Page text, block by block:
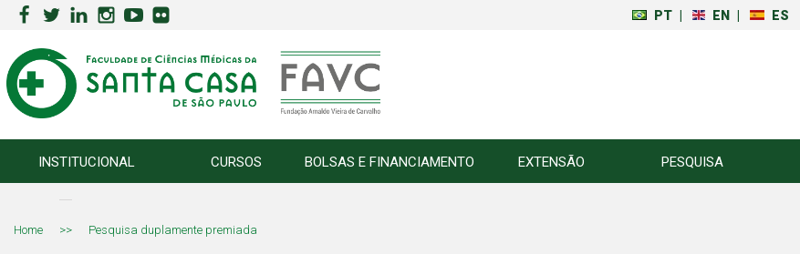
PT EN ES
INSTITUCIONAL CURSOS BOLSAS E FINANCIAMENTO EXTENSÃO PESQUISA
Home >> Pesquisa duplamente premiada